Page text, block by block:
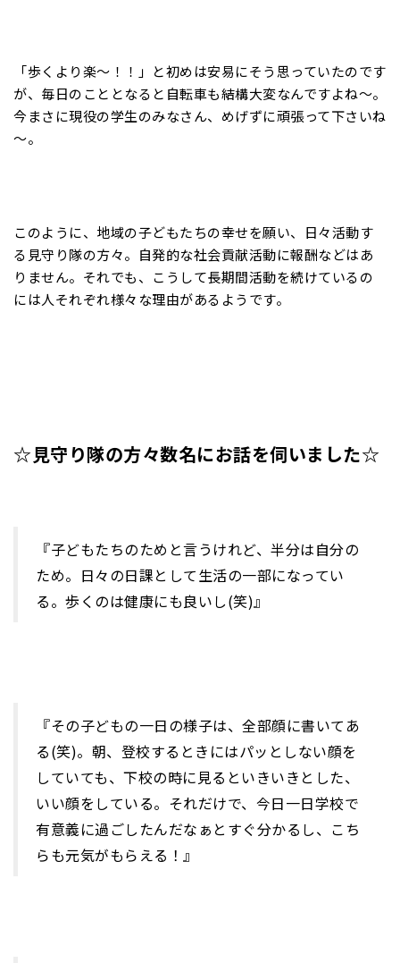
「歩くより楽〜！！」と初めは安易にそう思っていたのです
が、毎日のこととなると自転車も結構大変なんですよね〜。
今まさに現役の学生のみなさん、めげずに頑張って下さいね
～。
このように、地域の子どもたちの幸せを願い、日々活動す
る見守り隊の方々。自発的な社会貢献活動に報酬などはあ
りません。それでも、こうして長期間活動を続けているの
には人それぞれ様々な理由があるようです。
☆見守り隊の方々数名にお話を伺いました☆
『子どもたちのためと言うけれど、半分は自分の
ため。日々の日課として生活の一部になってい
る。歩くのは健康にも良いし(笑)』
『その子どもの一日の様子は、全部顔に書いてあ
る(笑)。朝、登校するときにはパッとしない顔を
していても、下校の時に見るといきいきとした、
いい顔をしている。それだけで、今日一日学校で
有意義に過ごしたんだなぁとすぐ分かるし、こち
らも元気がもらえる！』